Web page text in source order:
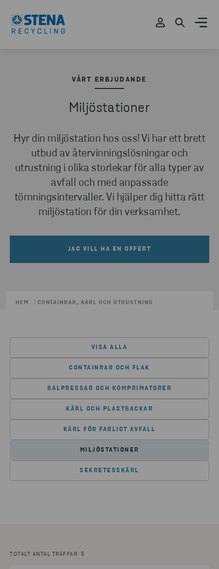
VÅRT ERBJUDANDE
Miljöstationer
Hyr din miljöstation hos oss! Vi har ett brett
utbud av återvinningslösningar och
utrustning i olika storlekar för alla typer av
avfall och med anpassade
tömningsintervaller. Vi hjälper dig hitta rätt
miljöstation för din verksamhet.
JAG VILL HA EN OFFERT
HEM CONTAINRAR, KÄRL OCH UTRUSTNING
VISA ALLA
CONTAINRAR OCH FLAK
BALPRESSAR OCH KOMPRIMATORER
KÄRL OCH PLASTBACKAR
KÄRL FÖR FARLIGT AVFALL
MILJÖSTATIONER
SEKRETESSKÄRL
TOTALT ANTAL TRÄFFAR: 5